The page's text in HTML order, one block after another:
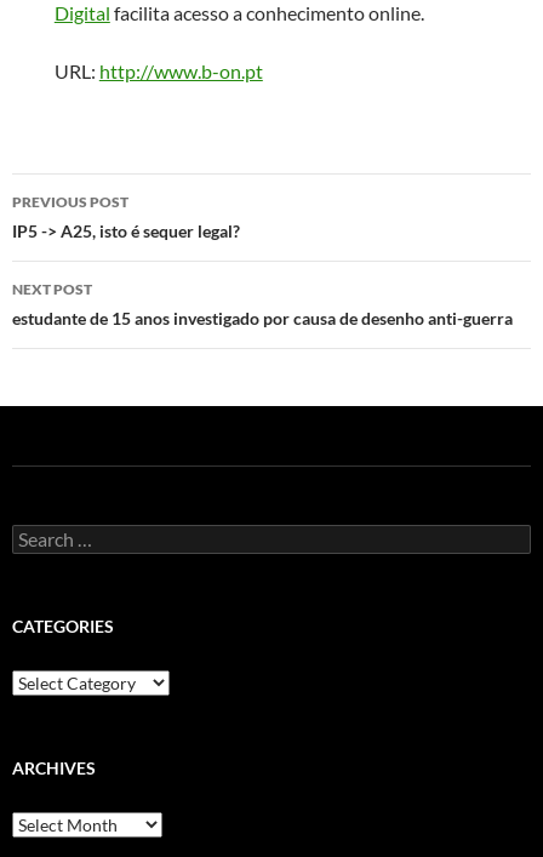
Digital facilita acesso a conhecimento online.
URL: http://www.b-on.pt
Post
navigation
PREVIOUS POST
IP5 -> A25, isto é sequer legal?
NEXT POST
estudante de 15 anos investigado por causa de desenho anti-guerra
Search
for:
CATEGORIES
Categories
ARCHIVES
Archives